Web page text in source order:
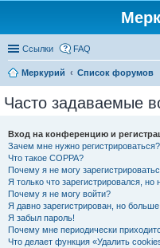
Ссылки FAQ
Меркурий
Список форумов
Часто задаваемые
Вход на конференцию и
Зачем мне нужно регистрироваться?
Что такое COPPA?
Почему я не могу
Я только что зарегистрировался, но
Почему я не могу войти?
Я давно зарегистрирован, но
Я забыл пароль!
Почему мне периодически
Что делает функция «Удалить